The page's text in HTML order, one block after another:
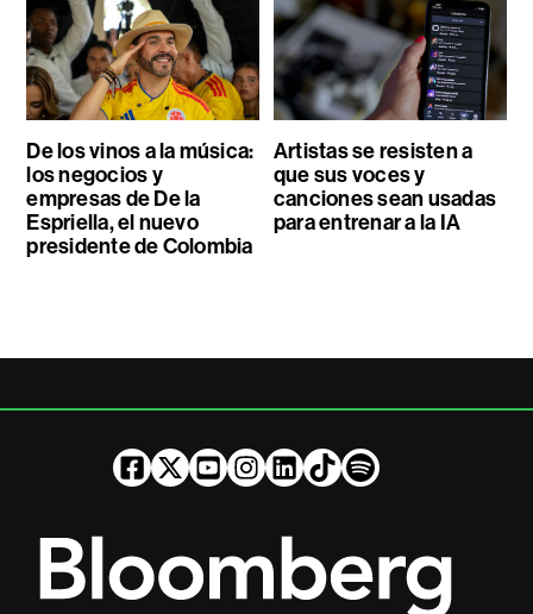
De los vinos a la música:
los negocios y
empresas de De la
Espriella, el nuevo
presidente de Colombia
Artistas se resisten a
que sus voces y
canciones sean usadas
para entrenar a la IA